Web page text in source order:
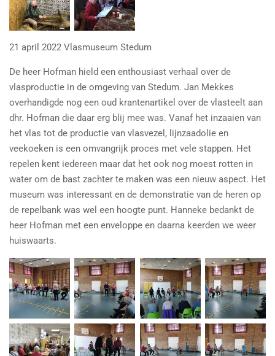
21 april 2022 Vlasmuseum Stedum
De heer Hofman hield een enthousiast verhaal over de
vlasproductie in de omgeving van Stedum. Jan Mekkes
overhandigde nog een oud krantenartikel over de vlasteelt aan
dhr. Hofman die daar erg blij mee was. Vanaf het inzaaien van
het vlas tot de productie van vlasvezel, lijnzaadolie en
veekoeken is een omvangrijk proces met vele stappen. Het
repelen kent iedereen maar dat het ook nog moest rotten in
water om de bast zachter te maken was een nieuw aspect. Het
museum was interessant en de demonstratie van de heren op
de repelbank was wel een hoogte punt. Hanneke bedankt de
heer Hofman met een enveloppe en daarna keerden we weer
huiswaarts.